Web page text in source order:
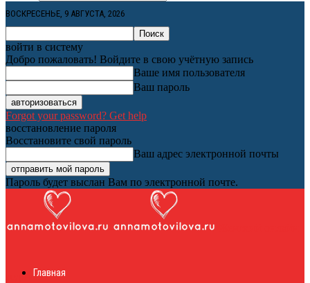
ВОСКРЕСЕНЬЕ, 9 АВГУСТА, 2026
войти в систему
Добро пожаловать! Войдите в свою учётную запись
Ваше имя пользователя
Ваш пароль
Forgot your password? Get help
восстановление пароля
Восстановите свой пароль
Ваш адрес электронной почты
Пароль будет выслан Вам по электронной почте.
журналГлавная